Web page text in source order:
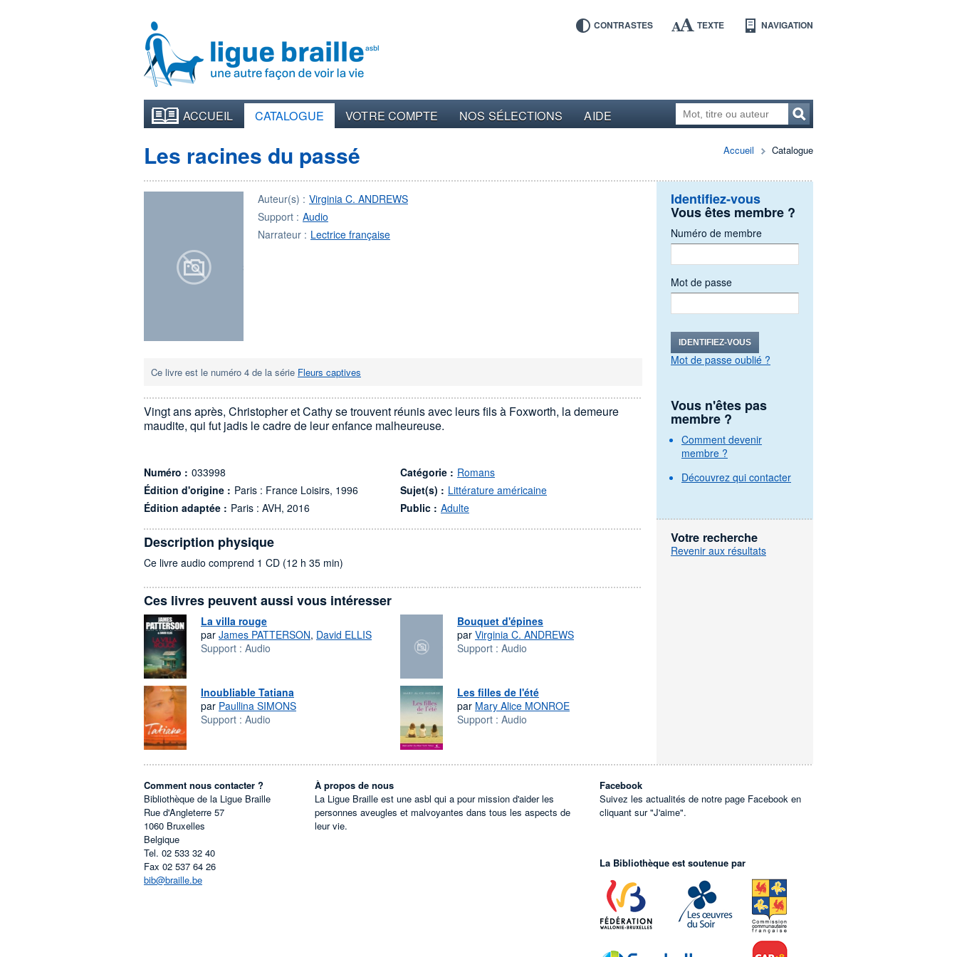
CONTRASTES TEXTE NAVIGATION
ACCUEIL CATALOGUE VOTRE COMPTE NOS SÉLECTIONS AIDE
Accueil Catalogue
Les racines du passé
Auteur(s) : Virginia C. ANDREWS
Support : Audio
Narrateur : Lectrice française
Ce livre est le numéro 4 de la série Fleurs captives
Vingt ans après, Christopher et Cathy se trouvent réunis avec leurs fils à Foxworth, la demeure
maudite, qui fut jadis le cadre de leur enfance malheureuse.
Numéro : 033998
Édition d'origine : Paris : France Loisirs, 1996
Édition adaptée : Paris : AVH, 2016
Catégorie : Romans
Sujet(s) : Littérature américaine
Public : Adulte
Description physique
Ce livre audio comprend 1 CD (12 h 35 min)
Ces livres peuvent aussi vous intéresser
La villa rouge
par James PATTERSON, David ELLIS
Support : Audio
Bouquet d'épines
par Virginia C. ANDREWS
Support : Audio
Inoubliable Tatiana
par Paullina SIMONS
Support : Audio
Les filles de l'été
par Mary Alice MONROE
Support : Audio
Identifiez-vous
Vous êtes membre ?
Numéro de membre
Mot de passe
IDENTIFIEZ-VOUS
Mot de passe oublié ?
Vous n'êtes pas
membre ?
Comment devenir
membre ?
Découvrez qui contacter
Votre recherche
Revenir aux résultats
Comment nous contacter ?
Bibliothèque de la Ligue Braille
Rue d'Angleterre 57
1060 Bruxelles
Belgique
Tel. 02 533 32 40
Fax 02 537 64 26
bib@braille.be
À propos de nous
La Ligue Braille est une asbl qui a pour mission d'aider les
personnes aveugles et malvoyantes dans tous les aspects de
leur vie.
Facebook
Suivez les actualités de notre page Facebook en
cliquant sur "J'aime".
La Bibliothèque est soutenue par